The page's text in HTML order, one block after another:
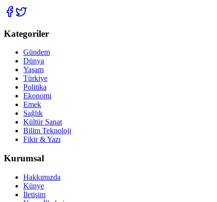
Kategoriler
Gündem
Dünya
Yaşam
Türkiye
Politika
Ekonomi
Emek
Sağlık
Kültür Sanat
Bilim Teknoloji
Fikir & Yazı
Kurumsal
Hakkımızda
Künye
İletişim